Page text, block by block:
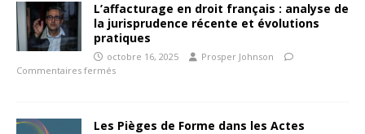
L’affacturage en droit français : analyse de
la jurisprudence récente et évolutions
pratiques
octobre 16, 2025
Prosper Johnson
Commentaires fermés
Les Pièges de Forme dans les Actes